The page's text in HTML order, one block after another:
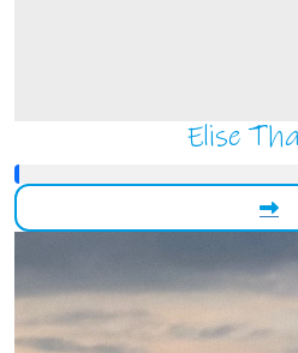
Elise